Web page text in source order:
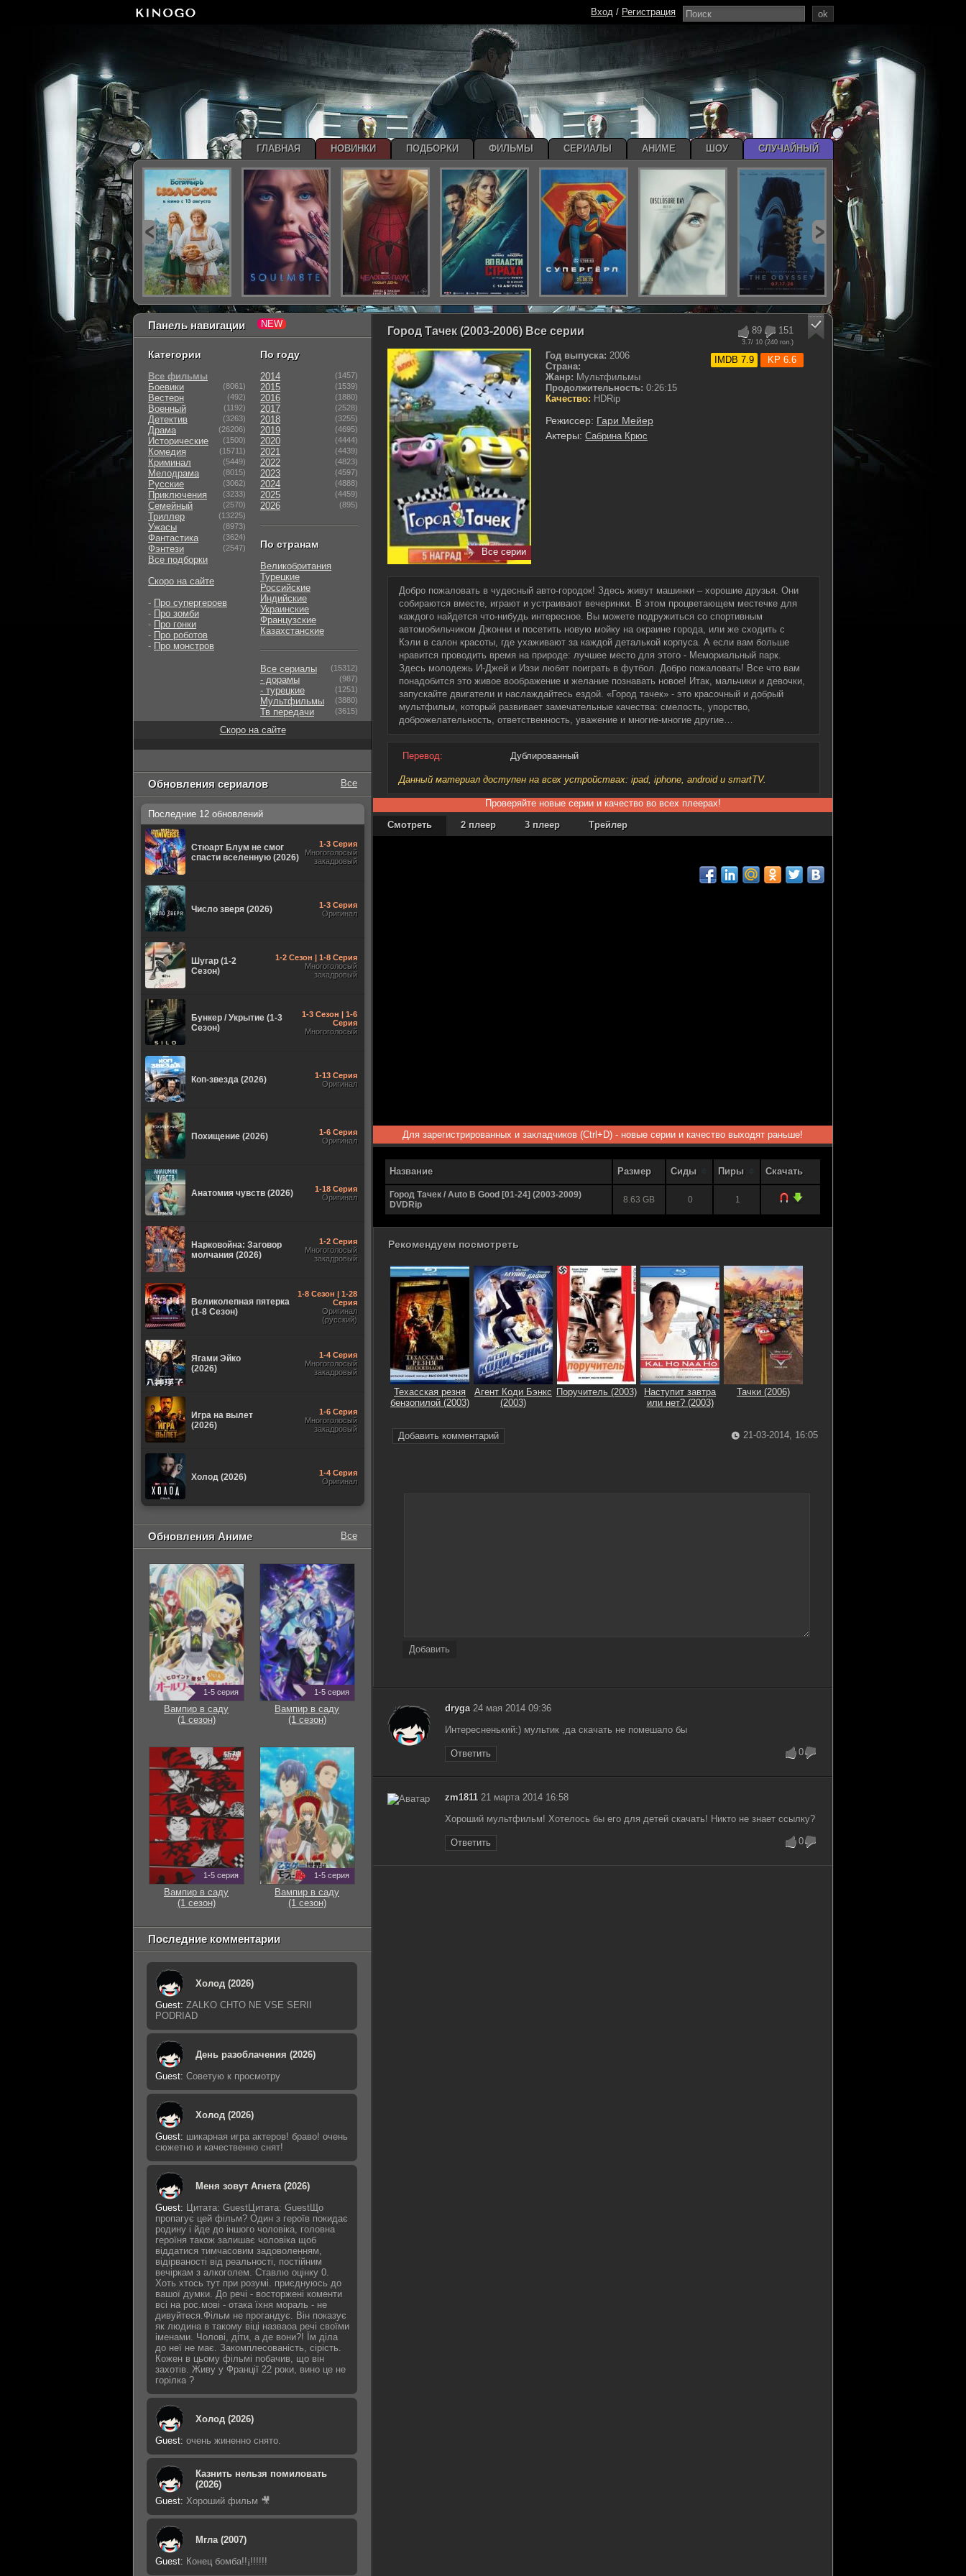
89 151
3.7/ 10 (240 гол.)
IMDB 7.9 KP 6.6
Город Тачек (2003-2006) Все серии
Все серии
Год выпуска: 2006
Страна:
Жанр: Мультфильмы
Продолжительность: 0:26:15
Качество: HDRip
Режиссер: Гари Мейер
Актеры: Сабрина Крюс
Добро пожаловать в чудесный авто-городок! Здесь живут машинки – хорошие друзья. Они
собираются вместе, играют и устраивают вечеринки. В этом процветающем местечке для
каждого найдется что-нибудь интересное. Вы можете подружиться со спортивным
автомобильчиком Джонни и посетить новую мойку на окраине города, или же сходить с
Кэли в салон красоты, где ухаживают за каждой деталькой корпуса. А если вам больше
нравится проводить время на природе: лучшее место для этого - Мемориальный парк.
Здесь молодежь И-Джей и Иззи любят поиграть в футбол. Добро пожаловать! Все что вам
понадобится это живое воображение и желание познавать новое! Итак, мальчики и девочки,
запускайте двигатели и наслаждайтесь ездой. «Город тачек» - это красочный и добрый
мультфильм, который развивает замечательные качества: смелость, упорство,
доброжелательность, ответственность, уважение и многие-многие другие…
Перевод: Дублированный
Данный материал доступен на всех устройствах: ipad, iphone, android и smartTV.
Проверяйте новые серии и качество во всех плеерах!
Смотреть
2 плеер 3 плеер Трейлер
Для зарегистрированных и закладчиков (Ctrl+D) - новые серии и качество выходят раньше!
Название Размер Сиды Пиры Скачать
Город Тачек / Auto B Good [01-24] (2003-2009)
DVDRip
8.63 GB 0 1
Рекомендуем посмотреть
Техасская резня
бензопилой (2003)
Агент Коди Бэнкс
(2003)
Поручитель (2003)
Наступит завтра
или нет? (2003)
Тачки (2006)
Добавить комментарий 21-03-2014, 16:05
Добавить
dryga24 мая 2014 09:36
Интересненький:) мультик ,да скачать не помешало бы
Ответить 0
zm1811 21 марта 2014 16:58
Хороший мультфильм! Хотелось бы его для детей скачать! Никто не знает ссылку?
Ответить 0
Панель навигации
Категории
Все фильмы
Боевики
(8061)
Вестерн (492)
Военный (1192)
Детектив (3263)
Драма (26206)
Исторические (1500)
Комедия (15711)
Криминал (5449)
Мелодрама (8015)
Русские (3062)
Приключения (3233)
Семейный (2570)
Триллер (13225)
Ужасы (8973)
Фантастика (3624)
Фэнтези (2547)
Все подборки
Скоро на сайте
- Про супергероев
- Про зомби
- Про гонки
- Про роботов
- Про монстров
По году
2014 (1457)
2015 (1539)
2016 (1880)
2017 (2528)
2018 (3255)
2019 (4695)
2020 (4444)
2021 (4439)
2022 (4823)
2023 (4597)
2024 (4888)
2025 (4459)
2026 (895)
По странам
Великобритания
Турецкие
Российские
Индийские
Украинские
Французские
Казахстанские
Все сериалы (15312)
- дорамы (987)
- турецкие (1251)
Мультфильмы (3880)
Тв передачи (3615)
Скоро на сайте
Обновления сериалов Все
Последние 12 обновлений
Стюарт Блум не смог
спасти вселенную (2026)
1-3 Серия
Многоголосый
закадровый
Число зверя (2026)
1-3 Серия
Оригинал
Шугар (1-2
Сезон)
1-2 Сезон | 1-8 Серия
Многоголосый
закадровый
Бункер / Укрытие (1-3
Сезон)
1-3 Сезон | 1-6
Серия
Многоголосый
Коп-звезда (2026)
1-13 Серия
Оригинал
Похищение (2026)
1-6 Серия
Оригинал
Анатомия чувств (2026)
1-18 Серия
Оригинал
Нарковойна: Заговор
молчания (2026)
1-2 Серия
Многоголосый
закадровый
Великолепная пятерка
(1-8 Сезон)
1-8 Сезон | 1-28
Серия
Оригинал
(русский)
Ягами Эйко
(2026)
1-4 Серия
Многоголосый
закадровый
Игра на вылет
(2026)
1-6 Серия
Многоголосый
закадровый
Холод (2026)
1-4 Серия
Оригинал
Обновления Аниме Все
1-5 серия
Вампир в саду
(1 сезон)
1-5 серия
Вампир в саду
(1 сезон)
1-5 серия
Вампир в саду
(1 сезон)
1-5 серия
Вампир в саду
(1 сезон)
Последние комментарии
Холод (2026)
Guest: ZALKO CHTO NE VSE SERII
PODRIAD
День разоблачения (2026)
Guest: Советую к просмотру
Холод (2026)
Guest: шикарная игра актеров! браво! очень
сюжетно и качественно снят!
Меня зовут Агнета (2026)
Guest: Цитата: GuestЦитата: GuestЩо
пропагує цей фільм? Один з героїв покидає
родину і йде до іншого чоловіка, головна
героїня також залишає чоловіка щоб
віддатися тимчасовим задоволенням,
відірваності від реальності, постійним
вечіркам з алкоголем. Ставлю оцінку 0.
Хоть хтось тут при розумі. приєднуюсь до
вашої думки. До речі - восторжені коменти
всі на рос.мові - отака їхня мораль - не
дивуйтеся.Фільм не прогандує. Він показує
як людина в такому віці назваоа речі своїми
іменами. Чолові, діти, а де вони?! Їм діла
до неї не має. Закомплесованість, сірість.
Кожен в цьому фільмі побачив, що він
захотів. Живу у Франції 22 роки, вино це не
горілка ?
Холод (2026)
Guest: очень жиненно снято.
Казнить нельзя помиловать
(2026)
Guest: Хороший фильм 🎥
Мгла (2007)
Guest: Конец бомба!!¡!!!!!!
ok
Вход / Регистрация
ГЛАВНАЯ НОВИНКИ ПОДБОРКИ ФИЛЬМЫ СЕРИАЛЫ АНИМЕ ШОУ СЛУЧАЙНЫЙ